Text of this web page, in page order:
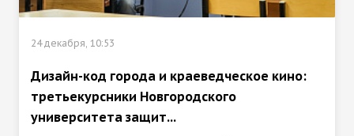
24 декабря, 10:53
Дизайн-код города и краеведческое кино:
третьекурсники Новгородского
университета защит...